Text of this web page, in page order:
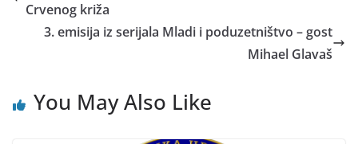
Crvenog križa
3. emisija iz serijala Mladi i poduzetništvo – gost
Mihael Glavaš
You May Also Like